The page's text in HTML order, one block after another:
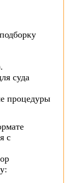
суда
процедуры
с